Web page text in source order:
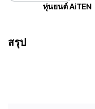
หุ่นยนต์ AiTEN
สรุป